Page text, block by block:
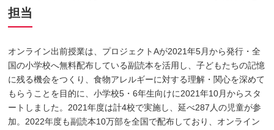
担当
オンライン出前授業は、プロジェクトAが2021年5月から発行・全
国の小学校へ無料配布している副読本を活用し、子どもたちの記憶
に残る機会をつくり、食物アレルギーに対する理解・関心を深めて
もらうことを目的に、小学校5・6年生向けに2021年10月からスタ
ートしました。2021年度は計4校で実施し、延べ287人の児童が参
加。2022年度も副読本10万部を全国で配布しており、オンライン